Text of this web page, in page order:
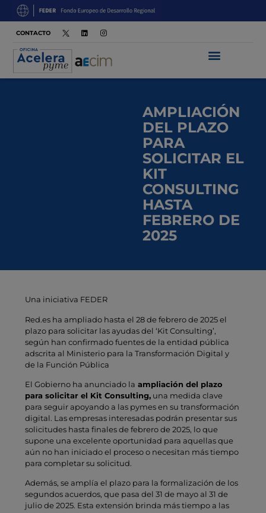
CONTACTO
AMPLIACIÓN
DEL PLAZO
PARA
SOLICITAR EL
KIT
CONSULTING
HASTA
FEBRERO DE
2025
Una iniciativa FEDER
Red.es ha ampliado hasta el 28 de febrero de 2025 el
plazo para solicitar las ayudas del ‘Kit Consulting’,
según han confirmado fuentes de la entidad pública
adscrita al Ministerio para la Transformación Digital y
de la Función Pública
El Gobierno ha anunciado la ampliación del plazo
para solicitar el Kit Consulting, una medida clave
para seguir apoyando a las pymes en su transformación
digital. Las empresas interesadas podrán presentar sus
solicitudes hasta finales de febrero de 2025, lo que
supone una excelente oportunidad para aquellas que
aún no han iniciado el proceso o necesitan más tiempo
para completar su solicitud.
Además, se amplía el plazo para la formalización de los
segundos acuerdos, que pasa del 31 de mayo al 31 de
julio de 2025. Esta extensión brinda más tiempo a las